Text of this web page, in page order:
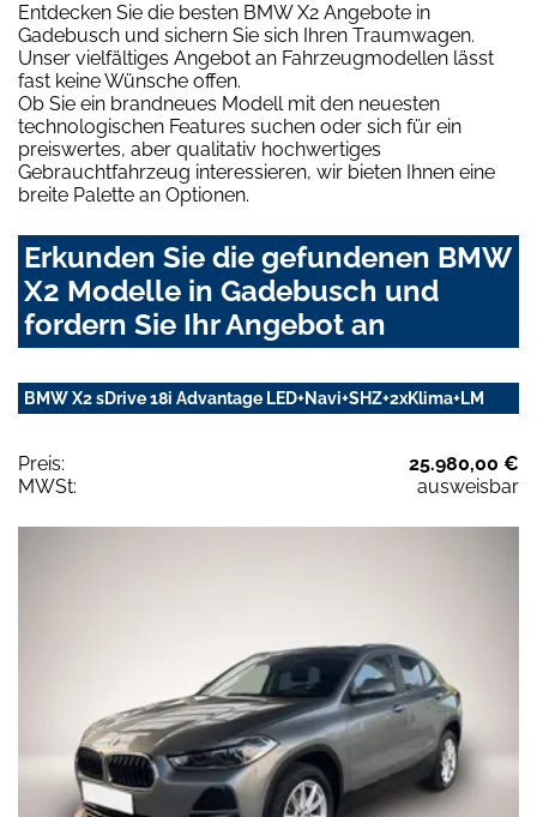
Entdecken Sie die besten BMW X2 Angebote in
Gadebusch und sichern Sie sich Ihren Traumwagen.
Unser vielfältiges Angebot an Fahrzeugmodellen lässt
fast keine Wünsche offen.
Ob Sie ein brandneues Modell mit den neuesten
technologischen Features suchen oder sich für ein
preiswertes, aber qualitativ hochwertiges
Gebrauchtfahrzeug interessieren, wir bieten Ihnen eine
breite Palette an Optionen.
Erkunden Sie die gefundenen BMW
X2 Modelle in Gadebusch und
fordern Sie Ihr Angebot an
BMW X2 sDrive 18i Advantage LED+Navi+SHZ+2xKlima+LM
Preis:
25.980,00 €
MWSt:
ausweisbar